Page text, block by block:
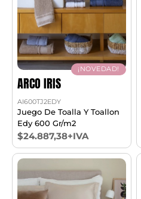
¡NOVEDAD!
ARCO IRIS
AI600TJ2EDY
Juego De Toalla Y Toallon
Edy 600 Gr/m2
$24.887,38+IVA